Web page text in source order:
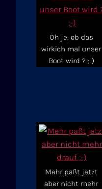
Oh je, ob das
wirkich mal unser
Boot wird ? ;-)
Mehr paßt jetzt
aber nicht mehr